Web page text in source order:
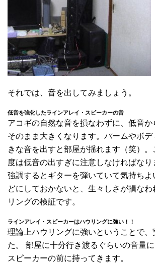
それでは、音を出してみましょう。
低音を強化したラインアレイ・スピーカーの音
アコギの自然な音を損なわずに、低音か
そのまま大きくなります。パームやボ
きな音を出すと部屋が揺れます（笑）
度は低音の出すぎに注意しなければな
強調するとギターを弾いていて気持ちよ
どにしておかないと、生々しさが損なわ
リングの検証です。
ラインアレイ・スピーカーはハウリングに強い！！
理論上ハウリングに強いということで、
た。 部屋に十分行き渡るぐらいの音量
スピーカーの前に持ってきます。